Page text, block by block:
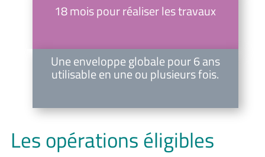
18 mois pour réaliser les travaux
Une enveloppe globale pour 6 ans
utilisable en une ou plusieurs fois.
Les opérations éligibles